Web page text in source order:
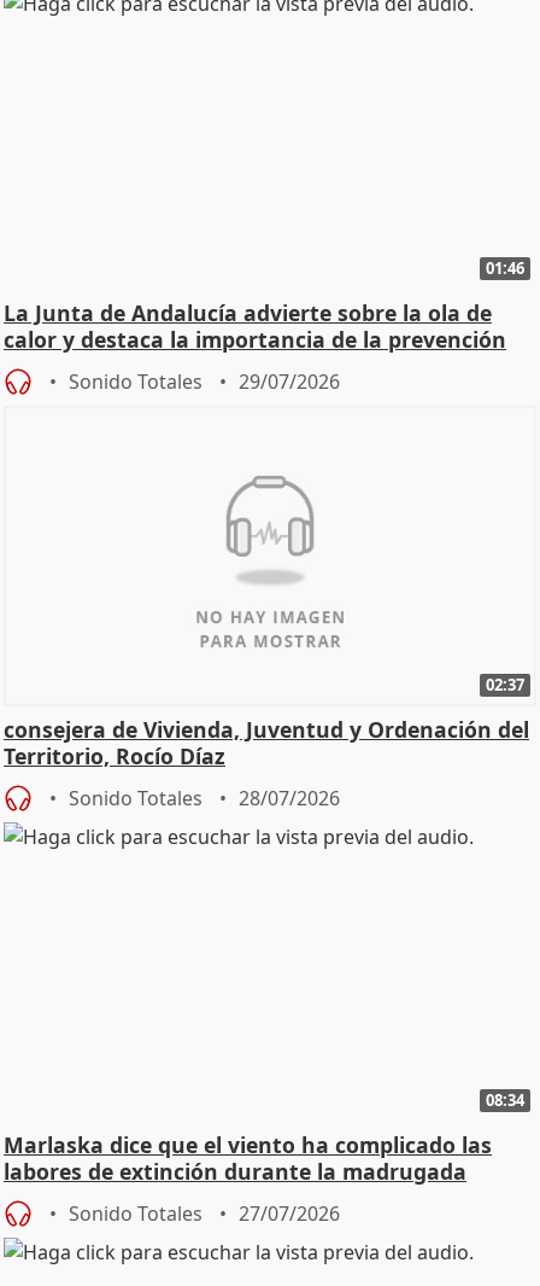
01:46
La Junta de Andalucía advierte sobre la ola de
calor y destaca la importancia de la prevención
Sonido Totales 29/07/2026
02:37
consejera de Vivienda, Juventud y Ordenación del
Territorio, Rocío Díaz
Sonido Totales 28/07/2026
08:34
Marlaska dice que el viento ha complicado las
labores de extinción durante la madrugada
Sonido Totales 27/07/2026